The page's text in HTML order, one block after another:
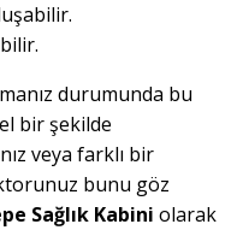
durumunda bu
bir şekilde
veya farklı bir
bunu göz
Sağlık Kabini olarak